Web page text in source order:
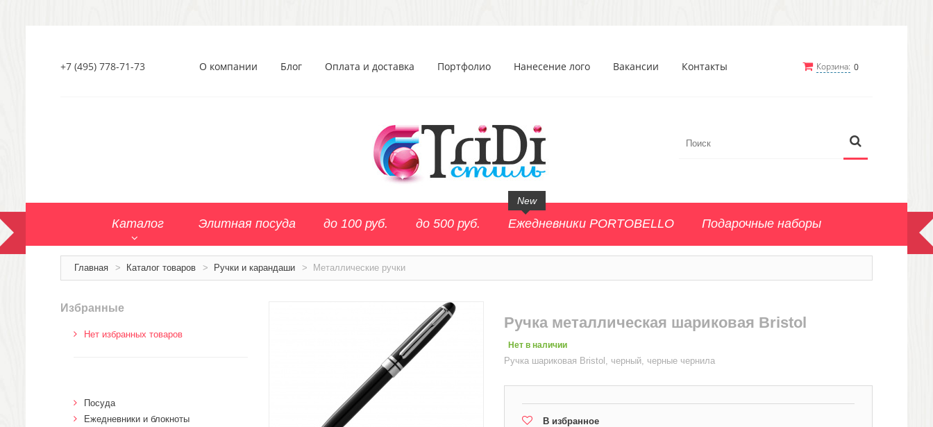
Корзина: 0
+7 (495) 778-71-73 О компании Блог Оплата и доставка Портфолио Нанесение лого Вакансии Контакты
Каталог Элитная посуда до 100 руб. до 500 руб. Ежедневники PORTOBELLO
New
Подарочные наборы
Главная > Каталог товаров > Ручки и карандаши > Металлические ручки
Ручка металлическая шариковая Bristol
Нет в наличии
Ручка шариковая Bristol, черный, черные чернила
В избранное
Избранные
Нет избранных товаров
Посуда
Ежедневники и блокноты